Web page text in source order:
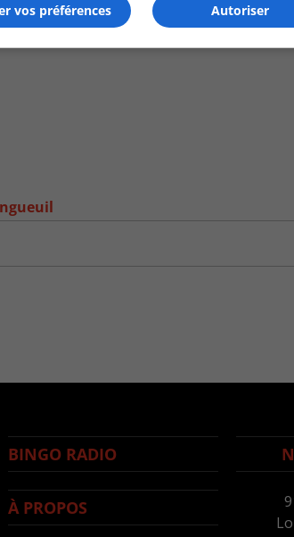
BINGO RADIO
À PROPOS
Autoriser
vos préférences